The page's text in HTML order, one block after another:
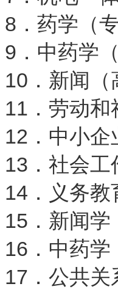
8．药学（
9．中药学
10．新闻
11．劳动
12．中小
13．社会
14．义务
15．新闻
16．中药
17．公共